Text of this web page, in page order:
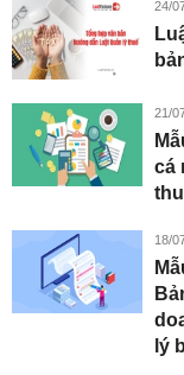
24/
21/
cá
18/
lý